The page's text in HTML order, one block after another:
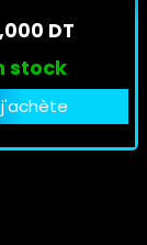
RGB DT
stock
j'achète